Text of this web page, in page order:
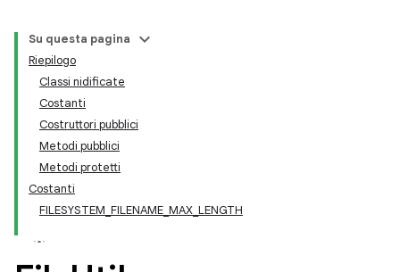
Su questa pagina
Riepilogo
Classi nidificate
Costanti
Costruttori pubblici
Metodi pubblici
Metodi protetti
Costanti
FILESYSTEM_FILENAME_MAX_LENGTH